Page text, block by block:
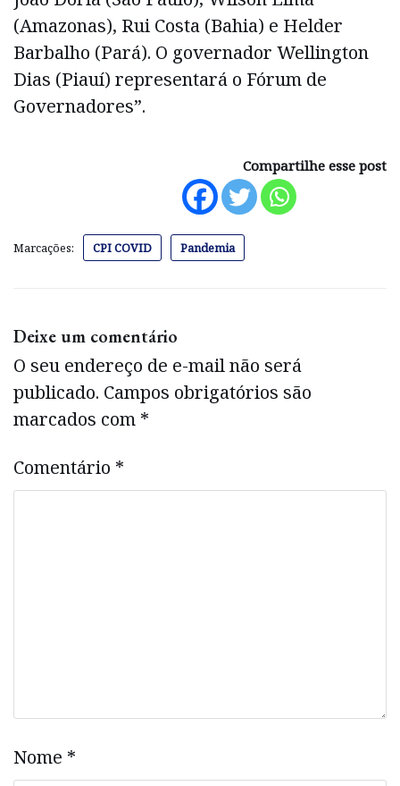
(Amazonas), Rui Costa (Bahia) e Helder
Barbalho (Pará). O governador Wellington
Dias (Piauí) representará o Fórum de
Governadores”.
Compartilhe esse post
Marcações: CPI COVID Pandemia
Deixe um comentário
O seu endereço de e-mail não será
publicado. Campos obrigatórios são
marcados com *
Comentário *
Nome *